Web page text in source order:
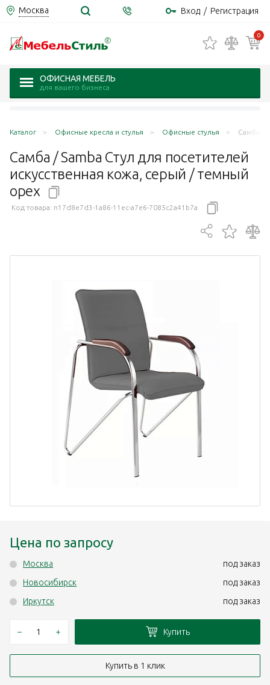
Москва Вход / Регистрация
0
ОФИСНАЯ МЕБЕЛЬ
для вашего бизнеса
Каталог Офисные кресла и стулья Офисные стулья Самба /
Самба / Samba Стул для посетителей
искусственная кожа, серый / темный
орех
Код товара: n17d8e7d3-1a86-11ec-a7e6-7085c2a41b7a
Цена по запросу
Москва
под заказ
Новосибирск
под заказ
Иркутск
под заказ
– + Купить
Купить в 1 клик